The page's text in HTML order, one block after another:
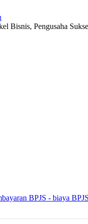
Bisnis, Pengusaha